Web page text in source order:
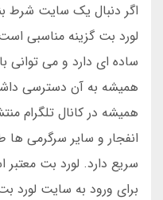
اگر دنبال یک سایت شرط
لورد بت گزینه مناسبی
ساده ای دارد و می توانی
همیشه به آن دسترسی
همیشه در کانال تلگرام
انفجار و سایر سرگرمی
برای ورود به سایت لورد